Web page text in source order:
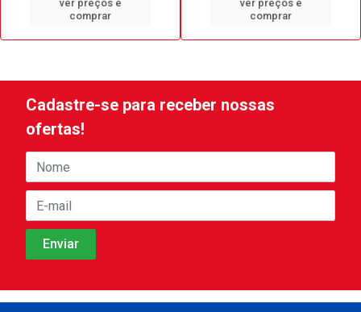
ver preços e
comprar
ver preços e
comprar
Cadastre-se para receber nossas
ofertas!